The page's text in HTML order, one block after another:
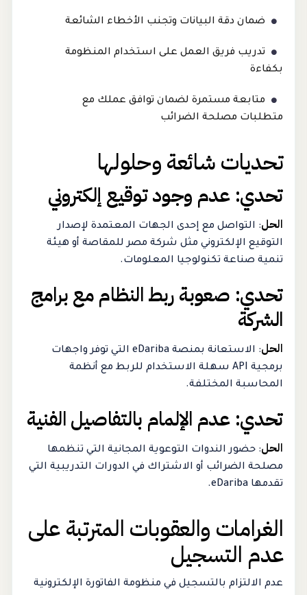
ضمان دقة البيانات وتجنب الأخطاء الشائعة
تدريب فريق العمل على استخدام المنظومة
بكفاءة
متابعة مستمرة لضمان توافق عملك مع
متطلبات مصلحة الضرائب
تحديات شائعة وحلولها
تحدي: عدم وجود توقيع إلكتروني
الحل: التواصل مع إحدى الجهات المعتمدة لإصدار
التوقيع الإلكتروني مثل شركة مصر للمقاصة أو هيئة
تنمية صناعة تكنولوجيا المعلومات.
تحدي: صعوبة ربط النظام مع برامج
الشركة
الحل
: الاستعانة بمنصة eDariba التي توفر واجهات
برمجية API سهلة الاستخدام للربط مع أنظمة
المحاسبة المختلفة.
تحدي: عدم الإلمام بالتفاصيل الفنية
الحل: حضور الندوات التوعوية المجانية التي تنظمها
مصلحة الضرائب أو الاشتراك في الدورات التدريبية التي
تقدمها eDariba.
الغرامات والعقوبات المترتبة على
عدم التسجيل
عدم الالتزام بالتسجيل في منظومة الفاتورة الإلكترونية